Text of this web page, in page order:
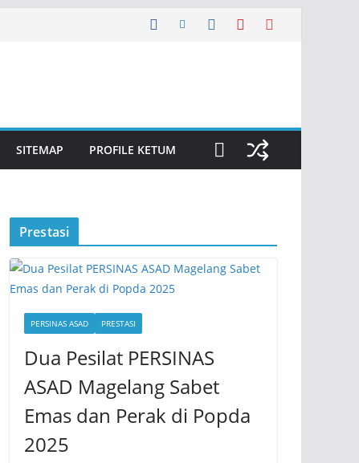
SITEMAP PROFILE KETUM
Prestasi
PERSINAS ASAD PRESTASI
Dua Pesilat PERSINAS
ASAD Magelang Sabet
Emas dan Perak di Popda
2025